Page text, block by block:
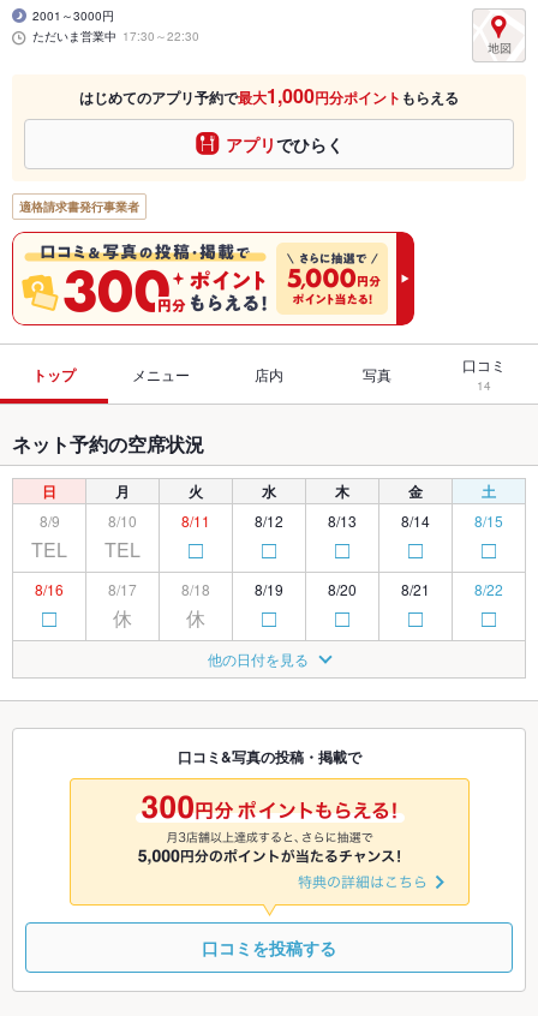
2001～3000円
ただいま営業中 17:30～22:30
はじめてのアプリ予約で最大1,000円分ポイント もらえる
アプリでひらく
適格請求書発行事業者
トップ メニュー 店内 写真 口コミ
14
ネット予約の空席状況
日 月 火 水 木 金 土
8/9
TEL
8/10
TEL
8/11
□
8/12
□
8/13
□
8/14
□
8/15
□
8/16
□
8/17
休
8/18
休
8/19
□
8/20
□
8/21
□
8/22
□
□ 休
8/25
□
8/26
□
8/27
□ TEL □
8/30 8/31 9/1
□
9/2
□
9/3
□
9/4 9/5
9/8
□ □ □
他の日付を見る
口コミ&写真の投稿・掲載で
口コミを投稿する